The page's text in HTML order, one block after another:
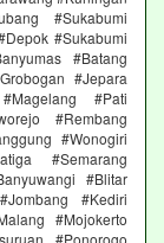
#Sukabumi
#Sukabumi
#Batang
#Jepara
#Pati
#Rembang
#Wonogiri
#Semarang
#Blitar
#Kediri
#Mojokerto